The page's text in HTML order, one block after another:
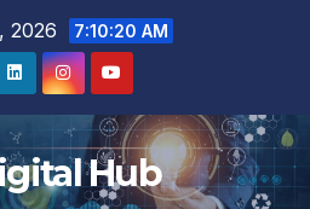
2026 7:10:21 AM
Hub